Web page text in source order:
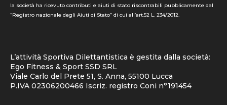
la società ha ricevuto contributi e aiuti di stato riscontrabili pubblicamente dal
“Registro nazionale degli Aiuti di Stato” di cui all’art.52 L. 234/2012.
L’attività Sportiva Dilettantistica è gestita dalla società:
Ego Fitness & Sport SSD SRL
Viale Carlo del Prete 51, S. Anna, 55100 Lucca
P.IVA 02306200466 Iscriz. registro Coni n°191454